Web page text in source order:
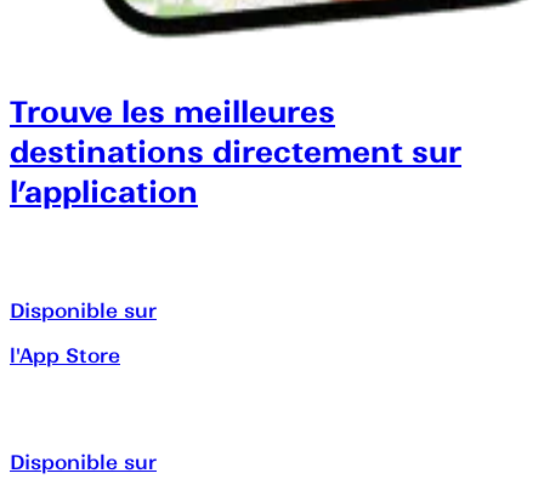
Trouve les meilleures
destinations directement sur
l’application
Disponible sur
l'App Store
Disponible sur